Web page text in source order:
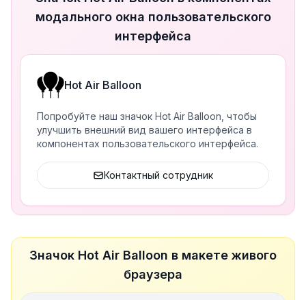
модального окна пользовательского
интерфейса
Hot Air Balloon
Попробуйте наш значок Hot Air Balloon, чтобы
улучшить внешний вид вашего интерфейса в
компонентах пользовательского интерфейса.
Контактный сотрудник
Значок Hot Air Balloon в макете живого
браузера